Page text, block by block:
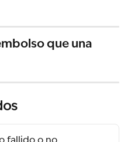
que una